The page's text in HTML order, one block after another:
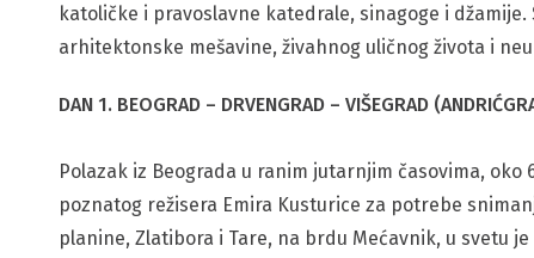
katoličke i pravoslavne katedrale, sinagoge i
arhitektonske mešavine, živahnog uličnog života i
DAN 1. BEOGRAD – DRVENGRAD – VIŠEGRAD
Polazak iz Beograda u ranim jutarnjim časovima,
poznatog režisera Emira Kusturice za potrebe
planine, Zlatibora i Tare, na brdu Mećavnik, u svetu